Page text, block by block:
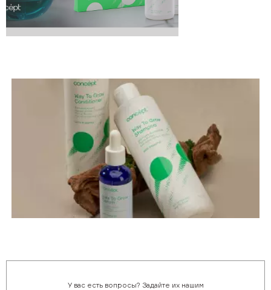
У вас есть вопросы? Задайте их нашим